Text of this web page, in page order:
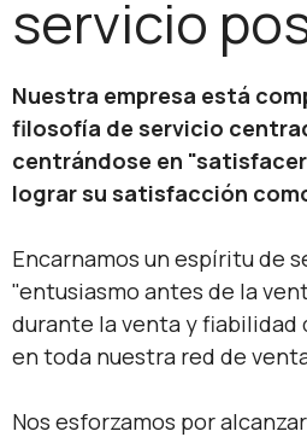
servicio
Nuestra empresa está
filosofía de servicio
centrándose en
lograr su satisfacción
Encarnamos un espíritu de
"entusiasmo antes de la
durante la venta y fiabilidad
en toda nuestra red de
Nos esforzamos por